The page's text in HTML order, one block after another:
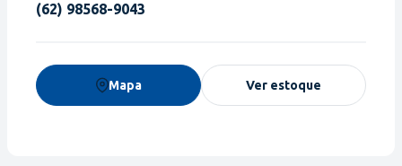
(62) 98568-9043
Mapa Ver estoque